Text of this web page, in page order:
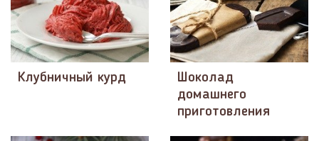
Клубничный курд
Шоколад
домашнего
приготовления